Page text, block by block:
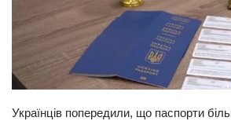
Світ
Наука
Українців попередили, що паспорти